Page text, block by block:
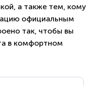
а также тем, кому
официальным
так, чтобы вы
в комфортном